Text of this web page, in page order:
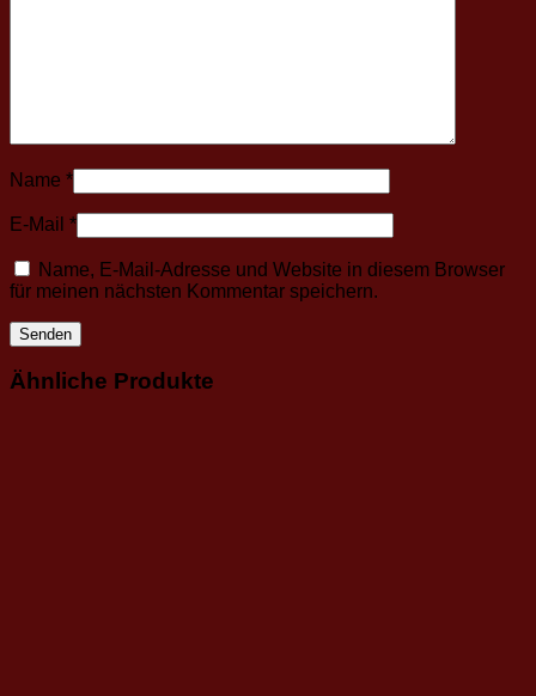
Name *
E-Mail *
Name, E-Mail-Adresse und Website in diesem Browser
für meinen nächsten Kommentar speichern.
Ähnliche Produkte